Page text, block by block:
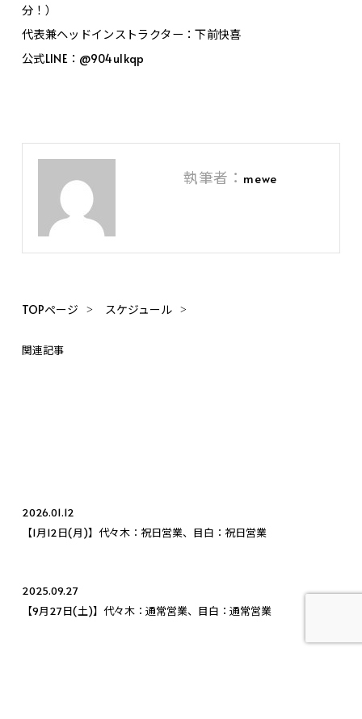
分！）
代表兼ヘッドインストラクター：下前快喜
公式LINE：@904ulkqp
執筆者： mewe
TOPページ スケジュール
関連記事
2026.01.12
【1月12日(月)】代々木：祝日営業、目白：祝日営業
2025.09.27
【9月27日(土)】代々木：通常営業、目白：通常営業